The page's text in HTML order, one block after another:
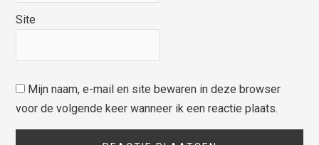
Site
Mijn naam, e-mail en site bewaren in deze browser
voor de volgende keer wanneer ik een reactie plaats.